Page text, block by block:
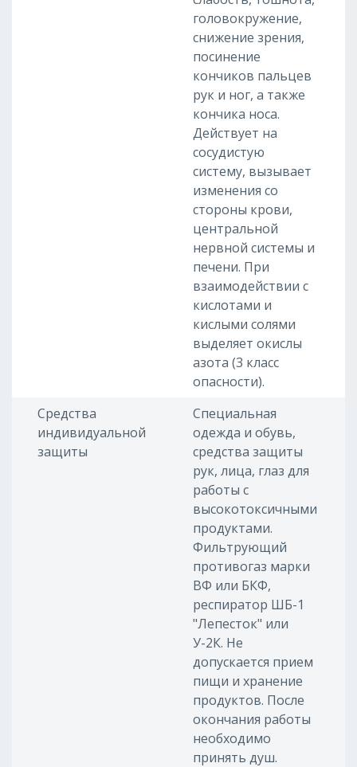
головокружение,
снижение зрения,
посинение
кончиков пальцев
рук и ног, а также
кончика носа.
Действует на
сосудистую
систему, вызывает
изменения со
стороны крови,
центральной
нервной системы и
печени. При
взаимодействии с
кислотами и
кислыми солями
выделяет окислы
азота (3 класс
опасности).
Средства
индивидуальной
защиты
Специальная
одежда и обувь,
средства защиты
рук, лица, глаз для
работы с
высокотоксичными
продуктами.
Фильтрующий
противогаз марки
ВФ или БКФ,
респиратор ШБ-1
"Лепесток" или
У-2К. Не
допускается прием
пищи и хранение
продуктов. После
окончания работы
необходимо
принять душ.